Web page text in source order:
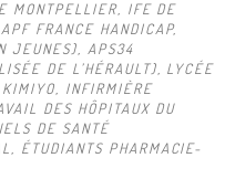
MONTPELLIER, IFE DE
FRANCE HANDICAP,
JEUNES), APS34
DE L’HÉRAULT), LYCÉE
KIMIYO, INFIRMIÈRE
DES HÔPITAUX DU
DE SANTÉ
ÉTUDIANTS PHARMACIE-